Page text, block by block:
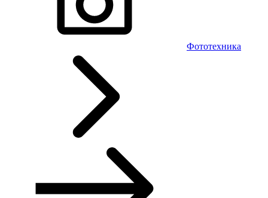
Фототехника